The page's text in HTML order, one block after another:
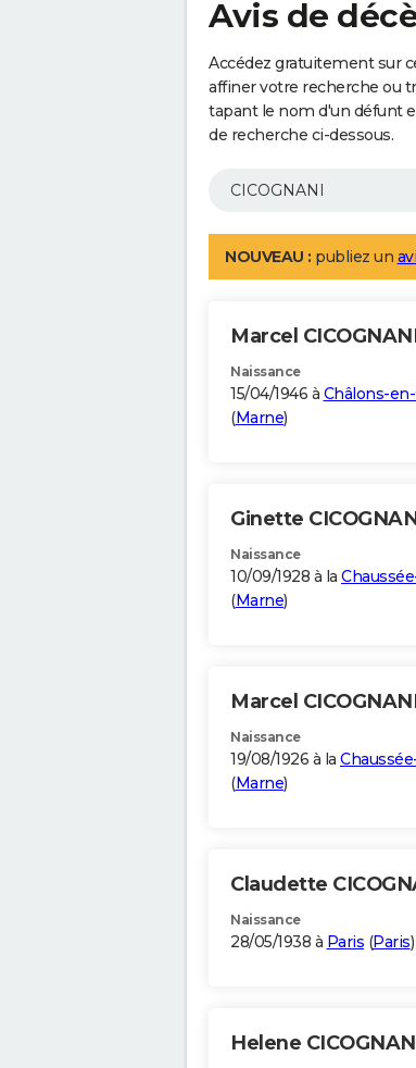
Avis de
Accédez gratuitement sur
affiner votre recherche ou
tapant le nom d'un défunt
de recherche ci-dessous.
NOUVEAU : publiez un
Marcel
Naissance
15/04/1946 à Châlons-
(Marne)
Ginette
Naissance
10/09/1928 à la
(Marne)
Marcel
Naissance
19/08/1926 à la
(Marne)
Claudette
Naissance
28/05/1938 à Paris (Paris)
Helene